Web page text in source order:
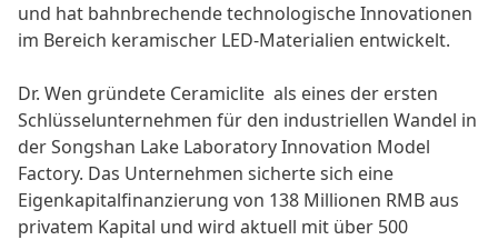
und hat bahnbrechende technologische Innovationen
im Bereich keramischer LED-Materialien entwickelt.
Dr. Wen gründete Ceramiclite als eines der ersten
Schlüsselunternehmen für den industriellen Wandel in
der Songshan Lake Laboratory Innovation Model
Factory. Das Unternehmen sicherte sich eine
Eigenkapitalfinanzierung von 138 Millionen RMB aus
privatem Kapital und wird aktuell mit über 500